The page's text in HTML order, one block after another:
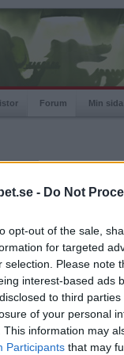
- Do Not
opt-out of the sale,
for targeted
selection. Please note
interest-based ads
to third
of your personal
This information may
Participants that may
Forum Min sida